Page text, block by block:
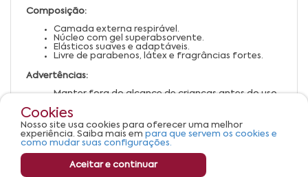
Composição:
Camada externa respirável.
Núcleo com gel superabsorvente.
Elásticos suaves e adaptáveis.
Livre de parabenos, látex e fragrâncias fortes.
Advertências:
Manter fora do alcance de crianças antes do uso.
assaduras.
Verificar o tamanho adequado para o peso do
bebê.
Descartar corretamente após o uso.
Cookies
Nosso site usa cookies para oferecer uma melhor
experiência. Saiba mais em para que servem os cookies e
como mudar suas configurações.
Aceitar e continuar